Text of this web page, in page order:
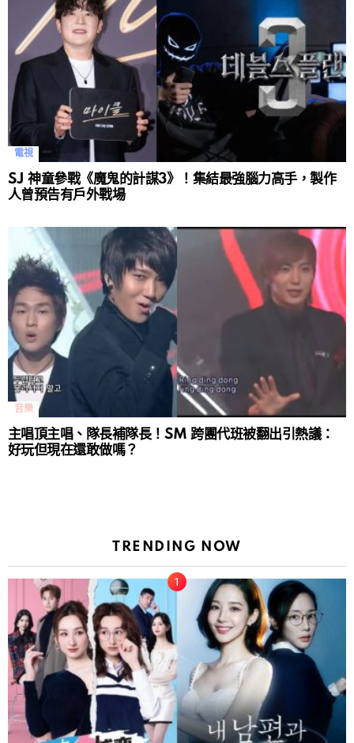
電視
SJ 神童參戰《魔鬼的計謀3》！集結最強腦力高手，製作
人曾預告有戶外戰場
音樂
主唱頂主唱、隊長補隊長！SM 跨團代班被翻出引熱議：
好玩但現在還敢做嗎？
TRENDING NOW